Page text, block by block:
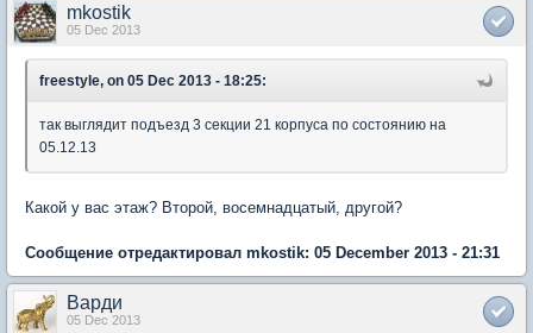
mkostik
05 Dec 2013
freestyle, on 05 Dec 2013 - 18:25:
так выглядит подъезд 3 секции 21 корпуса по состоянию на
05.12.13
Какой у вас этаж? Второй, восемнадцатый, другой?
Сообщение отредактировал mkostik: 05 December 2013 - 21:31
Варди
05 Dec 2013